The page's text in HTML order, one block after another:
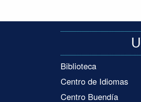
Biblioteca
Centro de Idiomas
Centro Buendía